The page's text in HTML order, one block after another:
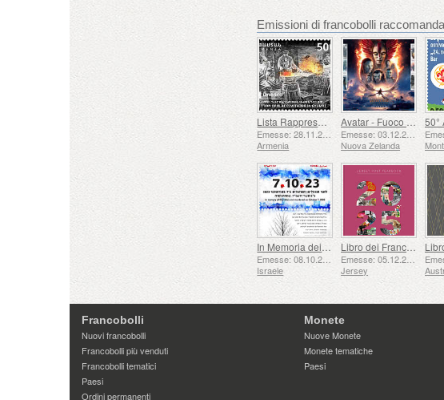
Emissioni di francobolli
Lista Rappresentativa del Patrimonio Culturale Immateriale dell'umanità dell'UNESCO - Tradizione della Forgiatura a Gyumri
Armenia
Avatar - Fuoco e Cenere
Nuova Zelanda
In Memoria dei Caduti e Assassinati il ​​7 ottobre 2023
Emesse: 08.10.2025
Israele
Libro dei Francobolli
Emesse: 05.12.2025
Jersey
Francobolli
Nuovi francobolli
Francobolli più venduti
Francobolli tematici
Paesi
Ordini permanenti
Monete
Nuove Monete
Monete tematiche
Paesi